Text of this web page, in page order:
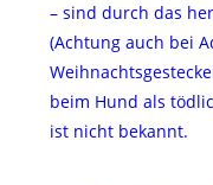
– sind durch das
(Achtung auch bei
beim Hund als
ist nicht bekannt.